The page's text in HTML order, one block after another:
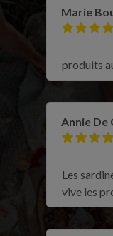
Marie
produits
Annie De
Les
vive les